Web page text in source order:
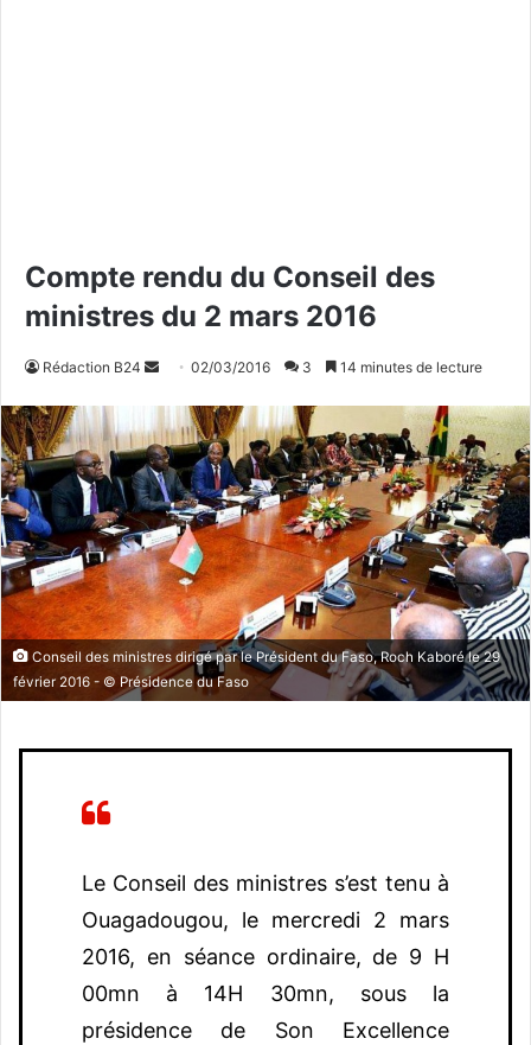
Compte rendu du Conseil des
ministres du 2 mars 2016
Rédaction B24
o
y
e
r
u
n
c
o
u
02/03/2016 3 14 minutes de lecture
Conseil des ministres dirigé par le Président du Faso, Roch Kaboré le 29
février 2016 - © Présidence du Faso
Le Conseil des ministres s’est tenu à
Ouagadougou, le mercredi 2 mars
2016, en séance ordinaire, de 9 H
00mn à 14H 30mn, sous la
présidence de Son Excellence